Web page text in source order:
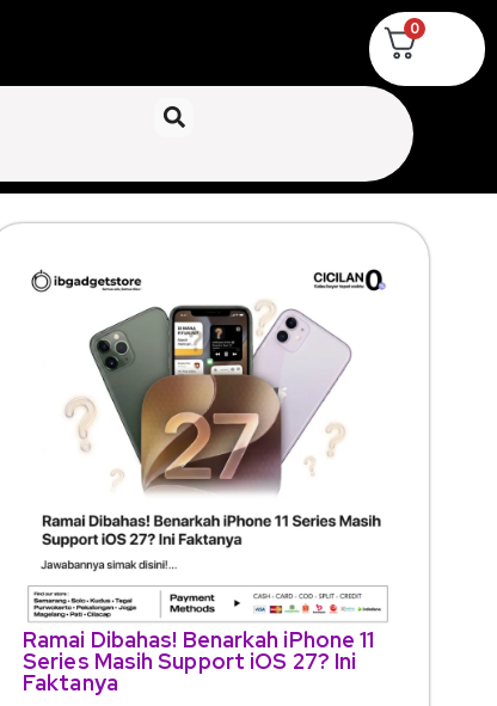
0
Ramai Dibahas! Benarkah iPhone 11
Series Masih Support iOS 27? Ini
Faktanya